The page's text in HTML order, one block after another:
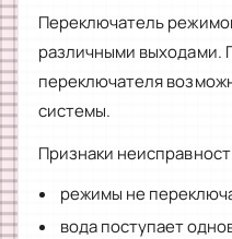
Переключатель
различными выходами.
переключателя
системы.
Признаки
режимы не
вода поступает